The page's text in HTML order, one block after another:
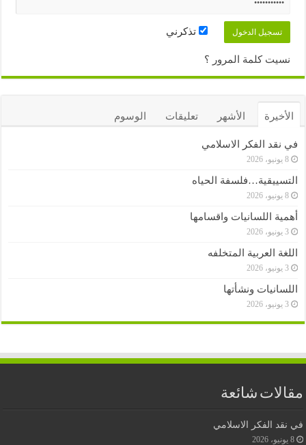
تذكرني
نسيت كلمة المرور ؟
الأخيرة الأشهر تعليقات الوسوم
في نقد الفكر الاسلامي
8 يونيو، 2026
التسييقية…فلسفة الحياه
8 يونيو، 2026
أهمية اللسانيات واقسامها
3 يونيو، 2026
اللغة العربية المتخلفه
3 يونيو، 2026
اللسانيات ونشأتها
3 يونيو، 2026
مقالات شائعة
في نقد الفكر الاسلامي
8 يونيو، 2026